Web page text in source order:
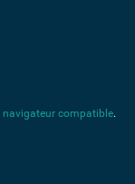
navigateur compatible.